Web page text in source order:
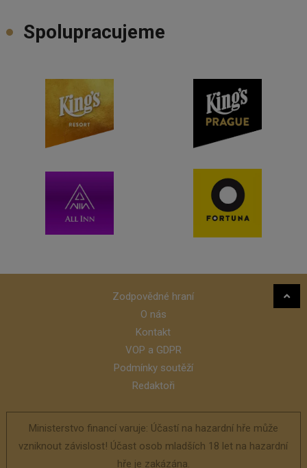
Spolupracujeme
Zodpovědné hraní
O nás
Kontakt
VOP a GDPR
Podmínky soutěží
Redaktoři
Ministerstvo financí varuje: Účastí na hazardní hře může
vzniknout závislost! Účast osob mladších 18 let na hazardní
hře je zakázána.